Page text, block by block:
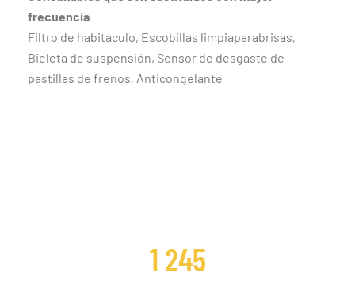
frecuencia
Filtro de habitáculo, Escobillas limpiaparabrisas,
Bieleta de suspensión, Sensor de desgaste de
pastillas de frenos, Anticongelante
1 245